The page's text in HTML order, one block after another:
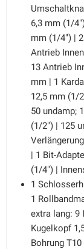
6,3 mm (1/
mm (1/4") |
Antrieb
13 Antrieb
mm | 1
12,5 mm (1/
50 undamp;
(1/2") | 125
| 1 Bit-
(1/4") |
1
1
extra lang: 9
Kugelkopf
Bohrung